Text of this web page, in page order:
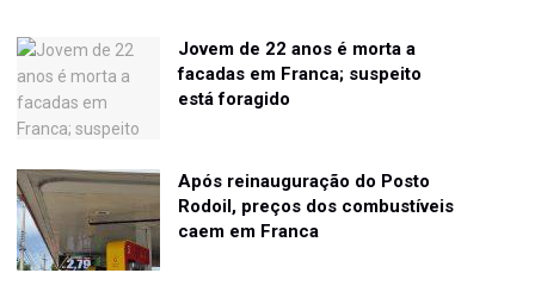
Jovem de 22 anos é morta a
facadas em Franca; suspeito
está foragido
Após reinauguração do Posto
Rodoil, preços dos combustíveis
caem em Franca